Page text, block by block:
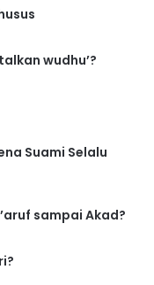
wudhu’?
Suami Selalu
sampai Akad?